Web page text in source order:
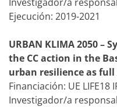
Ejecución: 2019-2021
URBAN KLIMA 2050 –
the CC action in the
urban resilience as
Financiación: UE LIFE18
Investigador/a